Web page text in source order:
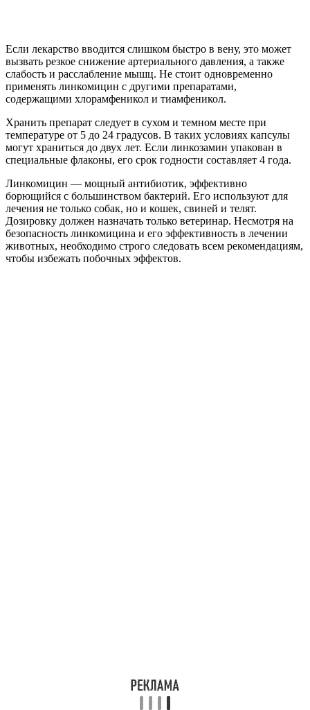
Если лекарство вводится слишком быстро в вену, это может
вызвать резкое снижение артериального давления, а также
слабость и расслабление мышц. Не стоит одновременно
применять линкомицин с другими препаратами,
содержащими хлорамфеникол и тиамфеникол.
Хранить препарат следует в сухом и темном месте при
температуре от 5 до 24 градусов. В таких условиях капсулы
могут храниться до двух лет. Если линкозамин упакован в
специальные флаконы, его срок годности составляет 4 года.
Линкомицин — мощный антибиотик, эффективно
борющийся с большинством бактерий. Его используют для
лечения не только собак, но и кошек, свиней и телят.
Дозировку должен назначать только ветеринар. Несмотря на
безопасность линкомицина и его эффективность в лечении
животных, необходимо строго следовать всем рекомендациям,
чтобы избежать побочных эффектов.